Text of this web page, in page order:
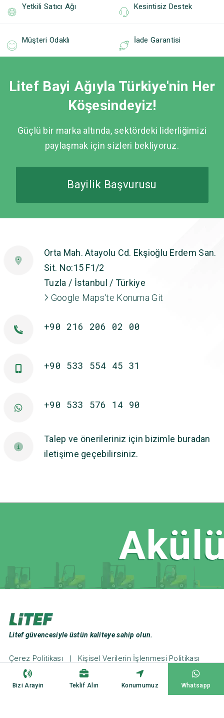
Yetkili Satıcı Ağı Kesintisiz Destek
Müşteri Odaklı İade Garantisi
Litef Bayi Ağıyla Türkiye'nin Her
Köşesindeyiz!
Güçlü bir marka altında, sektördeki liderliğimizi
paylaşmak için sizleri bekliyoruz.
Bayilik Başvurusu
Orta Mah. Atayolu Cd. Ekşioğlu Erdem San.
Sit. No:15 F1/2
Tuzla / İstanbul / Türkiye
Google Maps'te Konuma Git
+90 216 206 02 00
+90 533 554 45 31
+90 533 576 14 90
Talep ve önerileriniz için bizimle buradan
iletişime geçebilirsiniz.
Bizi Arayin Teklif Alın Konumumuz Whatsapp
Litef güvencesiyle üstün kaliteye sahip olun.
Çerez Politikası |
Kişisel Verilerin İşlenmesi Politikası
Web Tasarım ve Seo: Türk Bilişim
Copyright ©2023 Litef Forklift All Rights Reserved.